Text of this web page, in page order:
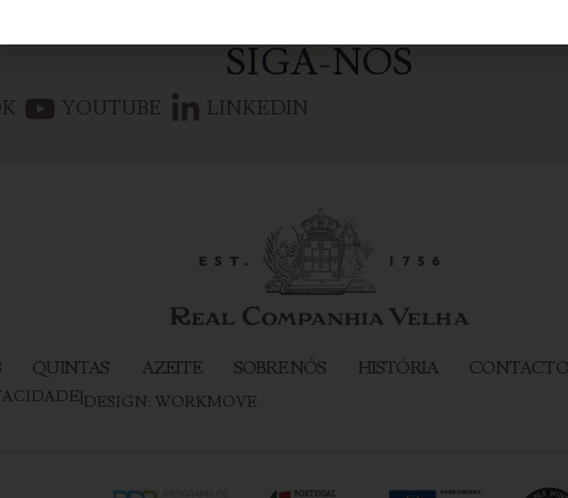
SIGA-NOS
YOUTUBE LINKEDIN
QUINTAS AZEITE SOBRE NÓS HISTÓRIA
|DESIGN: WORKMOVE